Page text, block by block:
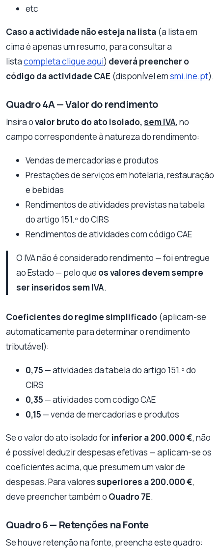
etc
Caso a actividade não esteja na lista (a lista em
cima é apenas um resumo, para consultar a
listacompleta clique aqui) deverá preencher o
código da actividade CAE (disponível emsmi.ine.pt).
Quadro 4A — Valor do rendimento
Insira ovalor bruto do ato isolado, sem IVA, no
campo correspondente à natureza do rendimento:
Vendas de mercadorias e produtos
Prestações de serviços em hotelaria, restauração
e bebidas
Rendimentos de atividades previstas na tabela
do artigo 151.º do CIRS
Rendimentos de atividades com código CAE
O IVA não é considerado rendimento — foi entregue
ao Estado — pelo que os valores devem sempre
ser inseridos sem IVA.
Coeficientes do regime simplificado (aplicam-se
automaticamente para determinar o rendimento
tributável):
0,75 — atividades da tabela do artigo 151.º do
CIRS
0,35 — atividades com código CAE
0,15 — venda de mercadorias e produtos
Se o valor do ato isolado forinferior a 200.000 €, não
é possível deduzir despesas efetivas — aplicam-se os
coeficientes acima, que presumem um valor de
despesas. Para valores superiores a 200.000 €,
deve preencher também o Quadro 7E.
Quadro 6 — Retenções na Fonte
Se houve retenção na fonte, preencha este quadro: